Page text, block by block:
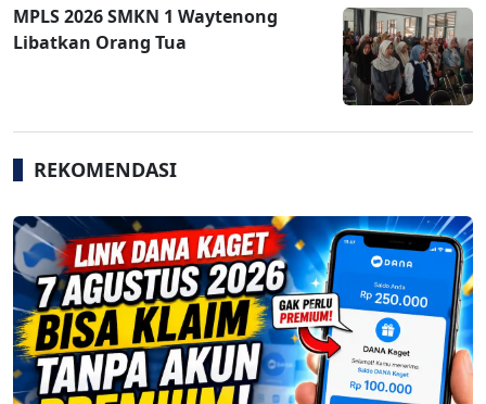
MPLS 2026 SMKN 1 Waytenong
Libatkan Orang Tua
REKOMENDASI